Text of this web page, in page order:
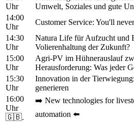
Uhr
Umwelt, Soziales und gute
14:00
Uhr
Customer Service: You'll
14:30
Uhr
Natura Life für Aufzucht und
Volierenhaltung der Zukunft?
15:00
Uhr
Agri-PV im Hühnerauslauf
Herausforderung: Was jeder
15:30
Uhr
Innovation in der
generieren
16:00
Uhr
🇬🇧.
➡️ New technologies for
automation ⬅️